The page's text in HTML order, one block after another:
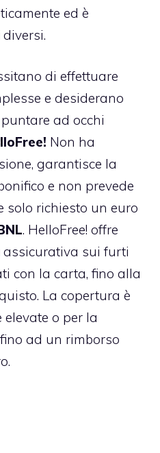
ed è
di effettuare
e desiderano
ad occhi
Non ha
garantisce la
e non prevede
solo richiesto un euro
. HelloFree! offre
sui furti
con la carta, fino alla
La copertura è
o per la
ad un rimborso